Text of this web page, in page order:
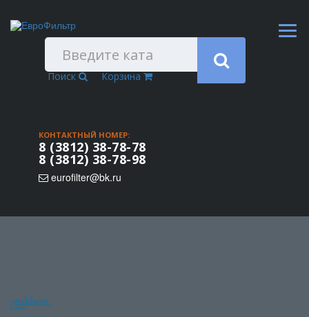
Поиск Корзина
КОНТАКТНЫЙ НОМЕР:
8 (3812) 38-78-78
8 (3812) 38-78-98
eurofilter@bk.ru